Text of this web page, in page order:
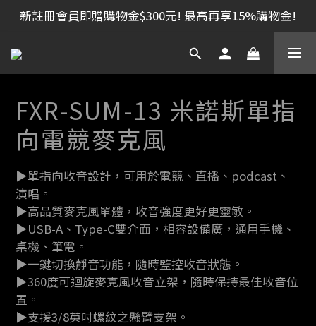
新註冊會員即贈購物金$300元! 最高再享15%購物金!
FXR-SUM-13 米諾斯單指
向電競麥克風
▶單指向收音設計，可用於電競、直播、podcast、
演唱。
▶高品質麥克風單體，收音強度更好更靈敏。
▶USB-A、Type-C雙介面，相容設備廣，通用手機、
桌機、筆電。
▶一鍵切換靜音功能，隨時監控收音狀態。
▶360度可迴旋麥克風收音立架，隨時保持最佳收音位
置。
▶支援3/8英吋螺紋之懸臂支架。